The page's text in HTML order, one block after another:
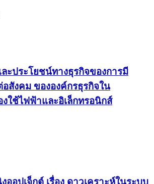
ละประโยชน์ทางธุรกิจของการมี
สังคม ขององค์กรธุรกิจใน
งใช้ไฟฟ้าและอิเล็กทรอนิกส์
อปเจ็กต์ เรื่อง ดาวเคราะห์ในระบบ